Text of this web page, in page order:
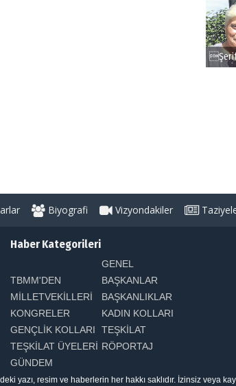
Biyografi Vizyondakiler
Haber Kategorileri
TBMM'DEN
GENEL
BAŞKANLAR
MİLLETVEKİLLERİ
BAŞKANLIKLAR
KONGRELER
KADIN KOLLARI
GENÇLİK KOLLARI
TEŞKİLAT
TEŞKİLAT ÜYELERİ RÖPORTAJ
GÜNDEM
yazı, resim ve haberlerin her hakkı saklıdır. İzinsiz veya